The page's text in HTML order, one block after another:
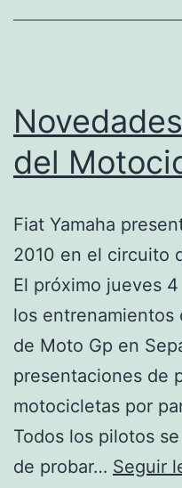
del
Fiat Yamaha
2010 en el circuito
El próximo jueves
los entrenamientos
de Moto Gp en
presentaciones de
motocicletas por
Todos los pilotos
de probar… Seguir